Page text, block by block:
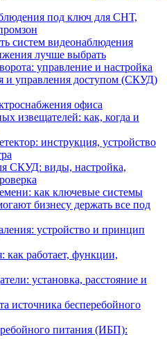
под ключ для СНТ,
систем видеонаблюдения
лучше выбрать
управление и настройка
и управления доступом (СКУД)
офиса
извещателей: как, когда и
инструкция, устройство
СКУД: виды, настройка,
как ключевые системы
бизнесу держать все под
устройство и принцип
как работает, функции,
установка, расстояние и
источника бесперебойного
питания (ИБП):